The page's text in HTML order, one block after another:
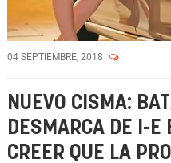
04 SEPTIEMBRE, 2018
NUEVO CISMA:
DESMARCA DE I-E
CREER QUE LA